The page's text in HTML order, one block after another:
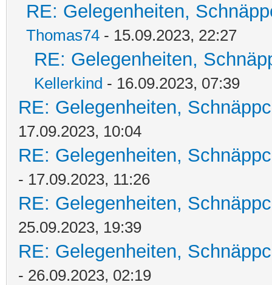
RE: Gelegenheiten,
Thomas74 - 15.09.2023, 22:27
RE: Gelegenheiten,
Kellerkind - 16.09.2023, 07:39
RE: Gelegenheiten,
17.09.2023, 10:04
RE: Gelegenheiten,
- 17.09.2023, 11:26
RE: Gelegenheiten,
25.09.2023, 19:39
RE: Gelegenheiten,
- 26.09.2023, 02:19